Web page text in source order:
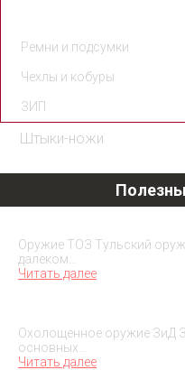
Ремни и подсумки
Чехлы и кобуры
ЗИП
Штыки-ножи
Оружие ТОЗ Тульский
далеком…
Читать далее
Охолощенное оружие ЗиД
основных…
Читать далее